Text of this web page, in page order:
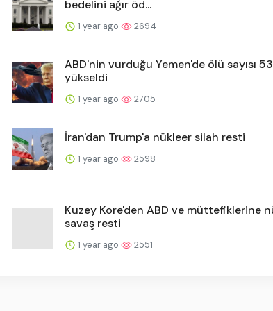
bedelini ağır öd...
1 year ago 2694
ABD'nin vurduğu Yemen'de ölü sayısı
yükseldi
1 year ago 2705
İran'dan Trump'a nükleer silah resti
1 year ago 2598
Kuzey Kore'den ABD ve müttefiklerine
savaş resti
1 year ago 2551